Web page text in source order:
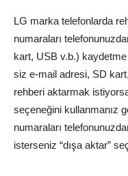
LG marka telefonlarda
numaraları
kart, USB v.b.) kaydetme
siz e-mail adresi, SD
rehberi aktarmak
seçeneğini kullanmanız
numaraları
isterseniz “dışa aktar”